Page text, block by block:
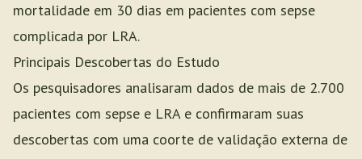
mortalidade em 30 dias em pacientes com sepse
complicada por LRA.
Principais Descobertas do Estudo
Os pesquisadores analisaram dados de mais de 2.700
pacientes com sepse e LRA e confirmaram suas
descobertas com uma coorte de validação externa de